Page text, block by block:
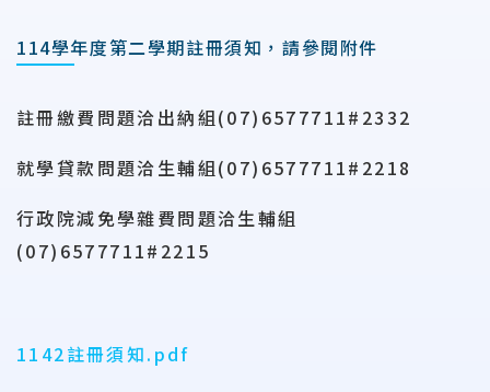
114學年度第二學期註冊須知，請參閱附件
註冊繳費問題洽出納組(07)6577711#2332
就學貸款問題洽生輔組(07)6577711#2218
行政院減免學雜費問題洽生輔組
(07)6577711#2215
1142註冊須知.pdf